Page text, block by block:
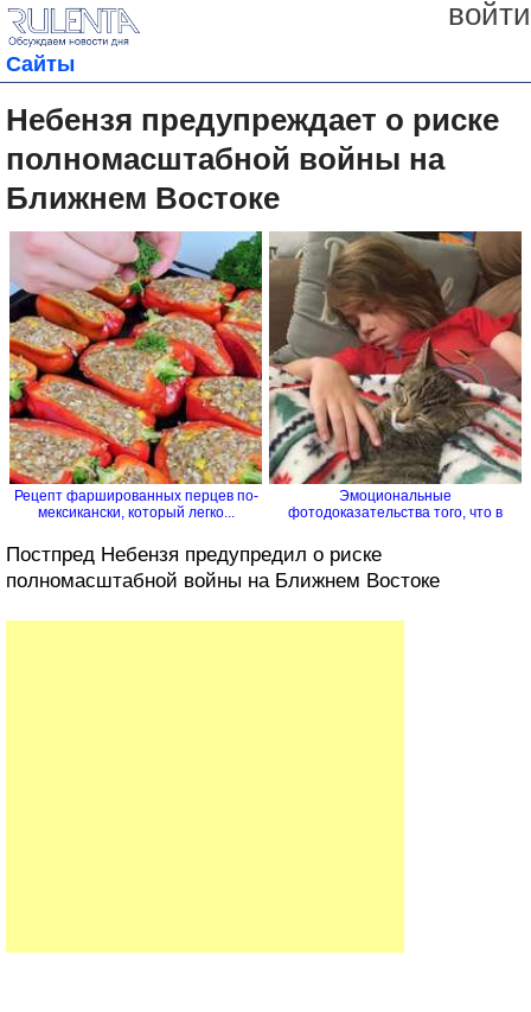
войти
Сайты
Небензя предупреждает о риске
полномасштабной войны на
Ближнем Востоке
Рецепт фаршированных перцев по-
мексикански, который легко...
Эмоциональные
фотодоказательства того, что в
Постпред Небензя предупредил о риске
полномасштабной войны на Ближнем Востоке